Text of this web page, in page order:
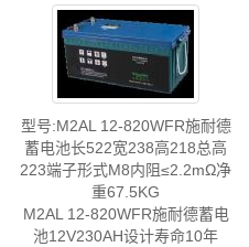
型号:M2AL 12-820WFR施耐德
蓄电池长522宽238高218总高
223端子形式M8内阻≤2.2mΩ净
重67.5KG
M2AL 12-820WFR施耐德蓄电
池12V230AH设计寿命10年